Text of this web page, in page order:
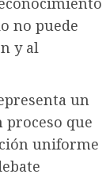
no puede
y al
un
que
uniforme